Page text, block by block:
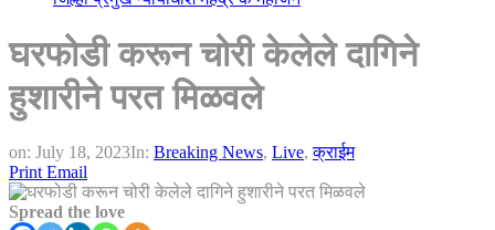
घरफोडी करून चोरी केलेले दागिने
हुशारीने परत मिळवले
on: July 18, 2023In: Breaking News, Live,क्राईम
Print Email
Spread the love